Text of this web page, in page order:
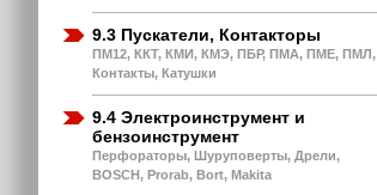
9.3 Пускатели, Контакторы
ПМ12, ККТ, КМИ, КМЭ, ПБР, ПМА, ПМЕ, ПМЛ,
Контакты, Катушки
9.4 Электроинструмент и
бензоинструмент
Перфораторы, Шуруповерты, Дрели,
BOSCH, Prorab, Bort, Makita